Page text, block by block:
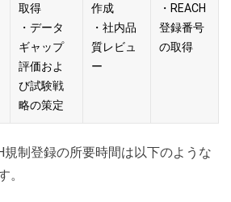
取得
・ データ
ギャップ
評価およ
び試験戦
略の策定
作成
・ 社内品
質レビュ
ー
・ REACH
登録番号
の取得
規制登録の所要時間は以下のような
。